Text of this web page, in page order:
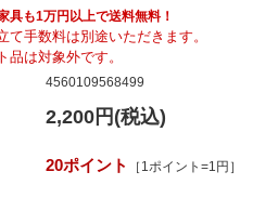
具も1万円以上で送料無料！
手数料は別途いただきます。
は対象外です。
4560109568499
2,200円(税込)
20ポイント ［1ポイント=1円］